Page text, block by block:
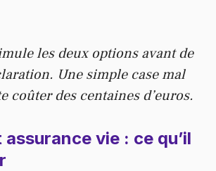
les deux options avant de
Une simple case mal
coûter des centaines d’euros.
vie : ce qu’il